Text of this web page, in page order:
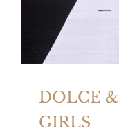
DOLCE
GIRLS